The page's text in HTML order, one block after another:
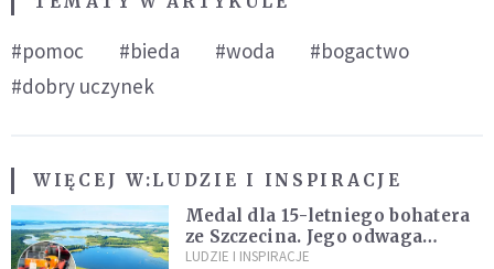
#pomoc #bieda #woda
#bogactwo
#dobry uczynek
WIĘCEJ W:LUDZIE I INSPIRACJE
Medal dla 15-letniego bohatera
ze Szczecina. Jego odwaga
ocaliła ludzkie życie
LUDZIE I INSPIRACJE